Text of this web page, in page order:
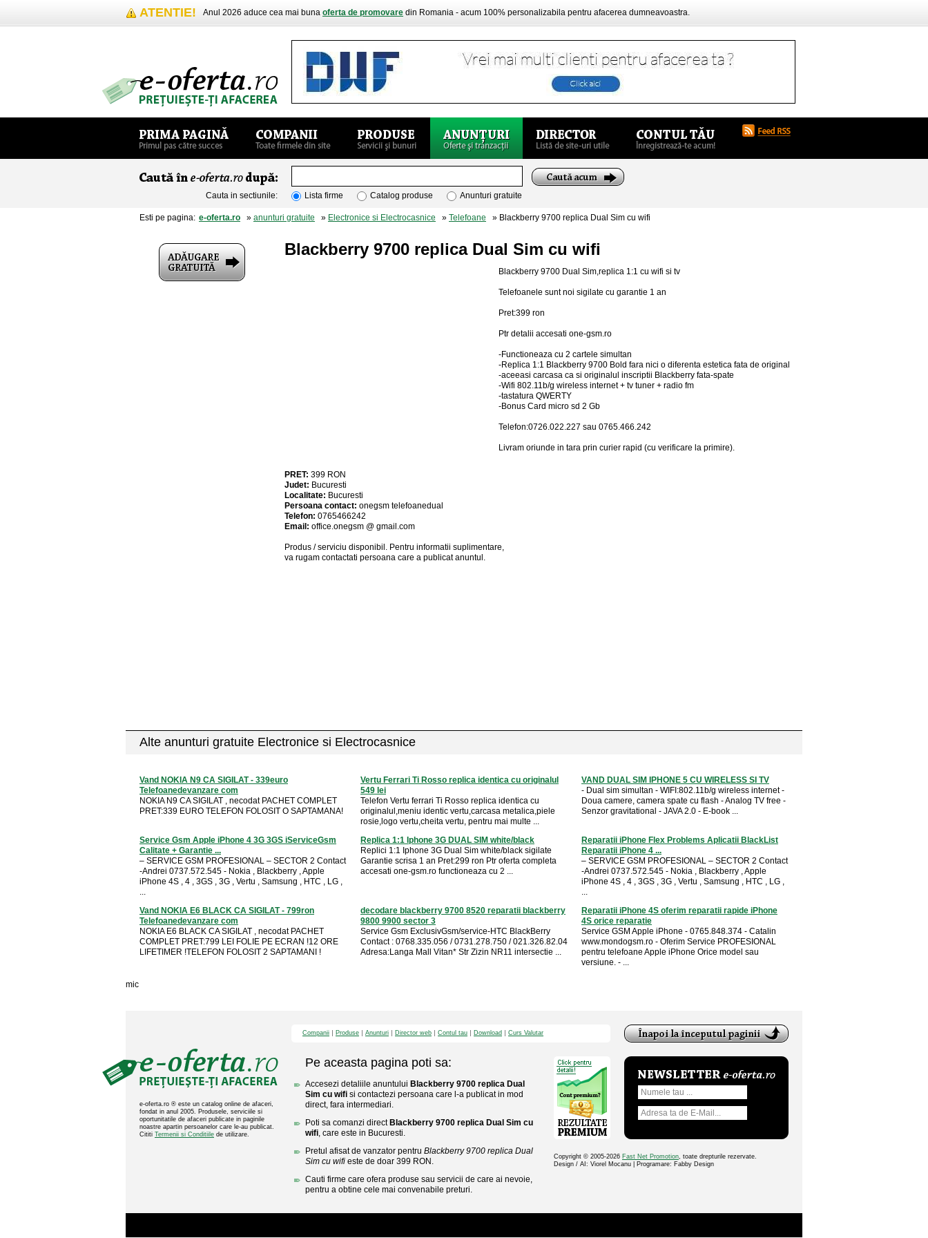
ATENTIE! Anul 2026 aduce cea mai buna oferta de promovare din Romania - acum 100% personalizabila pentru afacerea dumneavoastra.
Cauta in sectiunile: Lista firme Catalog produse Anunturi gratuite
Esti pe pagina: e-oferta.ro » anunturi gratuite » Electronice si Electrocasnice » Telefoane » Blackberry 9700 replica Dual Sim cu wifi
Blackberry 9700 replica Dual Sim cu wifi
Blackberry 9700 Dual Sim,replica 1:1 cu wifi si tv
Telefoanele sunt noi sigilate cu garantie 1 an
Pret:399 ron
Ptr detalii accesati one-gsm.ro
-Functioneaza cu 2 cartele simultan
-Replica 1:1 Blackberry 9700 Bold fara nici o diferenta estetica fata de original
-aceeasi carcasa ca si originalul inscriptii Blackberry fata-spate
-Wifi 802.11b/g wireless internet + tv tuner + radio fm
-tastatura QWERTY
-Bonus Card micro sd 2 Gb
Telefon:0726.022.227 sau 0765.466.242
Livram oriunde in tara prin curier rapid (cu verificare la primire).
PRET: 399 RON
Judet: Bucuresti
Localitate: Bucuresti
Persoana contact: onegsm telefoanedual
Telefon: 0765466242
Email: office.onegsm @ gmail.com
Produs / serviciu disponibil . Pentru informatii suplimentare,
va rugam contactati persoana care a publicat anuntul.
Alte anunturi gratuite Electronice si Electrocasnice
Vand NOKIA N9 CA SIGILAT - 339euro
Telefoanedevanzare com
NOKIA N9 CA SIGILAT , necodat PACHET COMPLET
PRET:339 EURO TELEFON FOLOSIT O SAPTAMANA!
Vertu Ferrari Ti Rosso replica identica cu originalul
549 lei
Telefon Vertu ferrari Ti Rosso replica identica cu
originalul,meniu identic vertu,carcasa metalica,piele
rosie,logo vertu,cheita vertu, pentru mai multe ...
VAND DUAL SIM IPHONE 5 CU WIRELESS SI TV
- Dual sim simultan - WIFI:802.11b/g wireless internet -
Doua camere, camera spate cu flash - Analog TV free -
Senzor gravitational - JAVA 2.0 - E-book ...
Service Gsm Apple iPhone 4 3G 3GS iServiceGsm
Calitate + Garantie ...
– SERVICE GSM PROFESIONAL – SECTOR 2 Contact
-Andrei 0737.572.545 - Nokia , Blackberry , Apple
iPhone 4S , 4 , 3GS , 3G , Vertu , Samsung , HTC , LG ,
...
Replica 1:1 Iphone 3G DUAL SIM white/black
Replici 1:1 Iphone 3G Dual Sim white/black sigilate
Garantie scrisa 1 an Pret:299 ron Ptr oferta completa
accesati one-gsm.ro functioneaza cu 2 ...
Reparatii iPhone Flex Problems Aplicatii BlackList
Reparatii iPhone 4 ...
– SERVICE GSM PROFESIONAL – SECTOR 2 Contact
-Andrei 0737.572.545 - Nokia , Blackberry , Apple
iPhone 4S , 4 , 3GS , 3G , Vertu , Samsung , HTC , LG ,
...
Vand NOKIA E6 BLACK CA SIGILAT - 799ron
Telefoanedevanzare com
NOKIA E6 BLACK CA SIGILAT , necodat PACHET
COMPLET PRET:799 LEI FOLIE PE ECRAN !12 ORE
LIFETIMER !TELEFON FOLOSIT 2 SAPTAMANI !
decodare blackberry 9700 8520 reparatii blackberry
9800 9900 sector 3
Service Gsm ExclusivGsm/service-HTC BlackBerry
Contact : 0768.335.056 / 0731.278.750 / 021.326.82.04
Adresa:Langa Mall Vitan* Str Zizin NR11 intersectie ...
Reparatii iPhone 4S oferim reparatii rapide iPhone
4S orice reparatie
Service GSM Apple iPhone - 0765.848.374 - Catalin
www.mondogsm.ro - Oferim Service PROFESIONAL
pentru telefoane Apple iPhone Orice model sau
versiune. - ...
mic
e-oferta.ro ® este un catalog online de afaceri,
fondat in anul 2005. Produsele, serviciile si
oportunitatile de afaceri publicate in paginile
noastre apartin persoanelor care le-au publicat.
Cititi Termenii si Conditiile de utilizare.
Companii Produse Anunturi Director web Contul tau Download Curs Valutar
Pe aceasta pagina poti sa:
Accesezi detaliile anuntului Blackberry 9700 replica Dual
Sim cu wifi si contactezi persoana care l-a publicat in mod
direct, fara intermediari.
Poti sa comanzi direct Blackberry 9700 replica Dual Sim cu
wifi, care este in Bucuresti.
Pretul afisat de vanzator pentru Blackberry 9700 replica Dual
Sim cu wifi este de doar 399 RON.
Cauti firme care ofera produse sau servicii de care ai nevoie,
pentru a obtine cele mai convenabile preturi.
Copyright © 2005-2026 Fast Net Promotion, toate drepturile rezervate.
Design / AI: Viorel Mocanu | Programare: Fabby Design